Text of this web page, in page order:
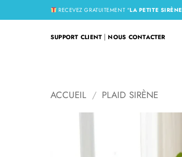
au
RECEVEZ GRATUITEMENT "LA PETITE SIRÈNE
SUPPORT CLIENT |NOUS CONTACTER
ACCUEIL / PLAID SIRÈNE